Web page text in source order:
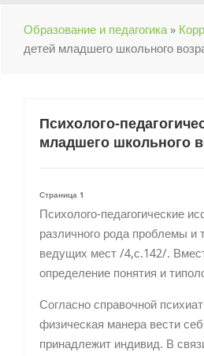
Образование и педагогика»
детей младшего школьного
Психолого-
младшего школьного
Страница 1
Психолого-педагогические
различного рода проблемы и
ведущих мест /4,с.142/.
определение понятия и
Согласно справочной
физическая манера вести
принадлежит индивид. В